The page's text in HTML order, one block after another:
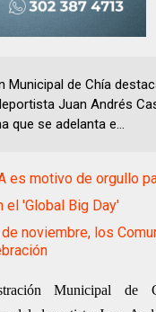
Municipal de Chía
Juan Andrés
que se adelanta e...
es motivo de orgullo
el 'Global Big Day'
de noviembre, los
Municipal de